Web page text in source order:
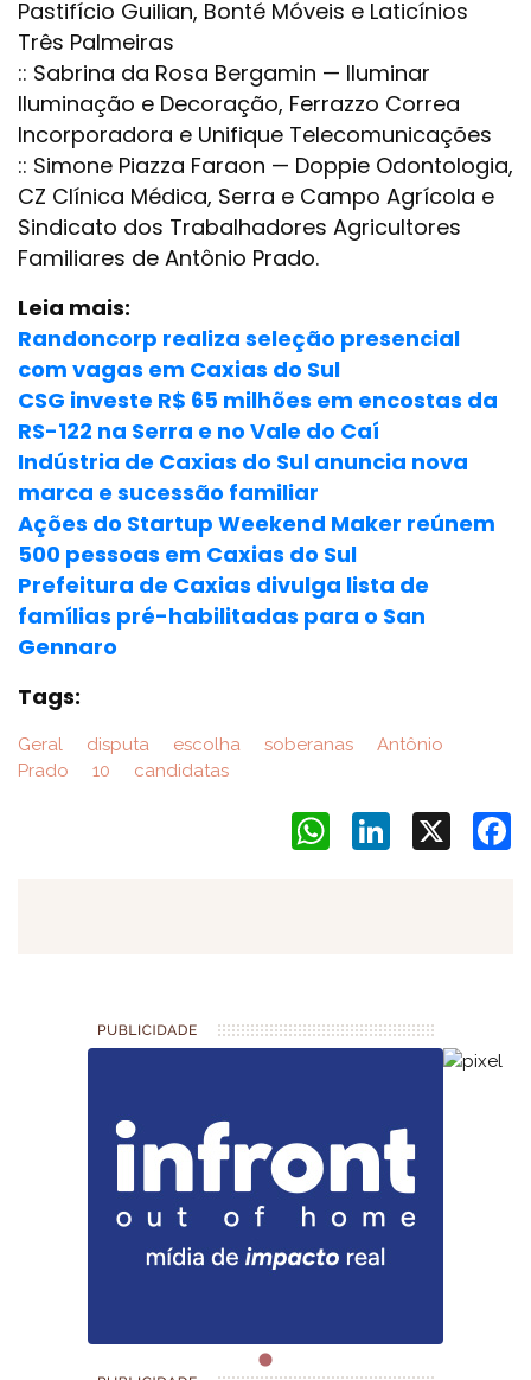
Pastifício Guilian, Bonté Móveis e Laticínios
Três Palmeiras
:: Sabrina da Rosa Bergamin — Iluminar
Iluminação e Decoração, Ferrazzo Correa
Incorporadora e Unifique Telecomunicações
:: Simone Piazza Faraon — Doppie Odontologia,
CZ Clínica Médica, Serra e Campo Agrícola e
Sindicato dos Trabalhadores Agricultores
Familiares de Antônio Prado.
Leia mais:
Randoncorp realiza seleção presencial
com vagas em Caxias do Sul
CSG investe R$ 65 milhões em encostas da
RS-122 na Serra e no Vale do Caí
Indústria de Caxias do Sul anuncia nova
marca e sucessão familiar
Ações do Startup Weekend Maker reúnem
500 pessoas em Caxias do Sul
Prefeitura de Caxias divulga lista de
famílias pré-habilitadas para o San
Gennaro
Tags:
Geral disputa escolha soberanas
Antônio
Prado
10 candidatas
LinkedIn
WhatsApp